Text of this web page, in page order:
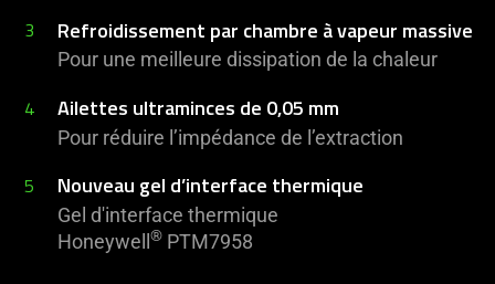
3 Refroidissement par chambre à vapeur massive
Pour une meilleure dissipation de la chaleur
4 Ailettes ultraminces de 0,05 mm
Pour réduire l’impédance de l’extraction
5 Nouveau gel d’interface thermique
Gel d'interface thermique
Honeywell ® PTM7958